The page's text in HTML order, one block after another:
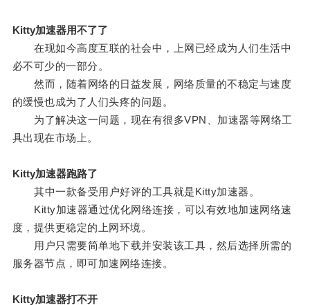
Kitty加速器用不了了
在现如今高度互联的社会中，上网已经成为人们生活中
必不可少的一部分。
然而，随着网络的日益发展，网络质量的不稳定与速度
的缓慢也成为了人们头疼的问题。
为了解决这一问题，现在有很多VPN、加速器等网络工
具出现在市场上。
Kitty加速器跑路了
其中一款备受用户好评的工具就是Kitty加速器。
Kitty加速器通过优化网络连接，可以有效地加速网络速
度，提供更稳定的上网环境。
用户只需要简单地下载并安装该工具，然后选择所需的
服务器节点，即可加速网络连接。
Kitty加速器打不开